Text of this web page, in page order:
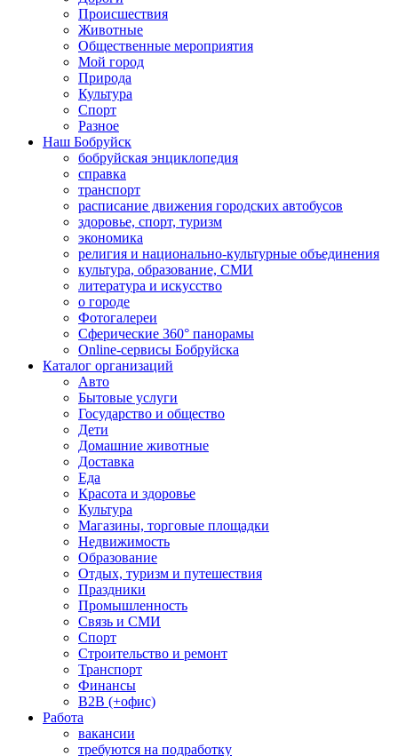
Происшествия
Животные
Общественные мероприятия
Мой город
Природа
Культура
Спорт
Разное
Наш Бобруйск
бобруйская энциклопедия
справка
транспорт
расписание движения городских автобусов
здоровье, спорт, туризм
экономика
религия и национально-культурные объединения
культура, образование, СМИ
литература и искусство
о городе
Фотогалереи
Сферические 360° панорамы
Online-сервисы Бобруйска
Каталог организаций
Авто
Бытовые услуги
Государство и общество
Дети
Домашние животные
Доставка
Еда
Красота и здоровье
Культура
Магазины, торговые площадки
Недвижимость
Образование
Отдых, туризм и путешествия
Праздники
Промышленность
Связь и СМИ
Спорт
Строительство и ремонт
Транспорт
Финансы
B2B (+офис)
Работа
вакансии
требуются на подработку